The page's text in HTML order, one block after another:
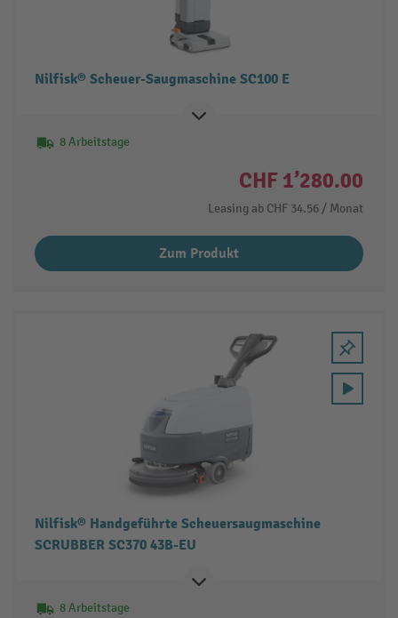
Nilfisk® Scheuer-Saugmaschine SC100 E
8 Arbeitstage
CHF 1’280.00
Leasing ab CHF 34.56 / Monat
Zum Produkt
Nilfisk® Handgeführte Scheuersaugmaschine
SCRUBBER SC370 43B-EU
8 Arbeitstage